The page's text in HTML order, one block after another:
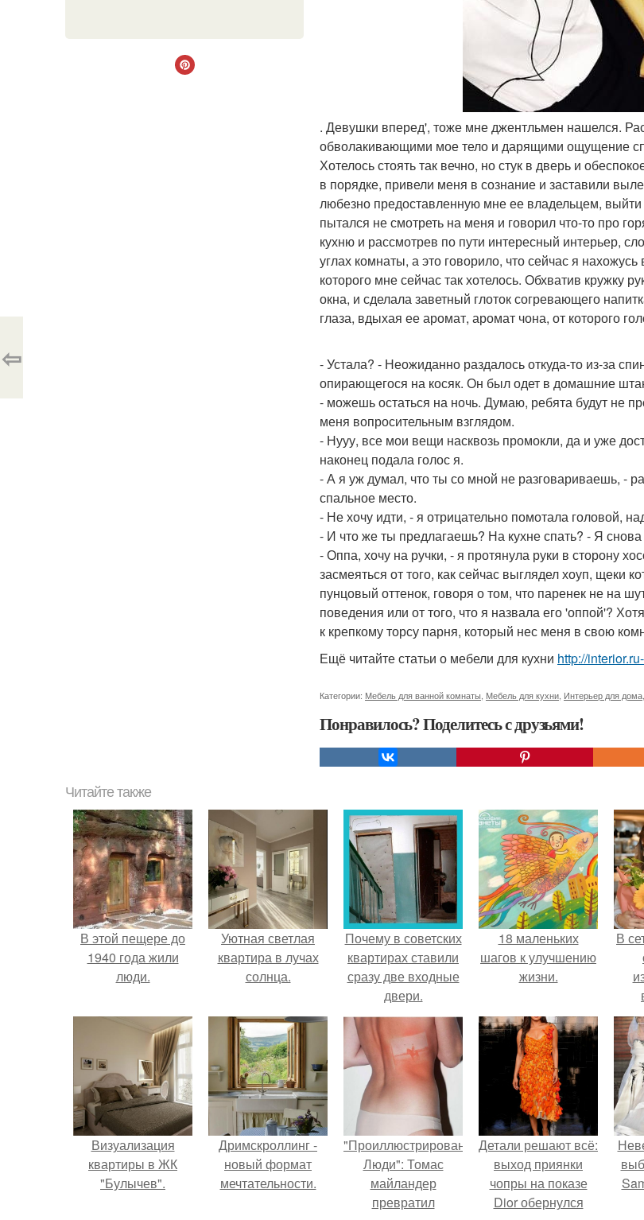
. Девушки вперед', тоже мне джентльмен нашелся.
обволакивающими мое тело и дарящими ощущение
Хотелось стоять так вечно, но стук в дверь и
в порядке, привели меня в сознание и заставили
любезно предоставленную мне ее владельцем,
пытался не смотреть на меня и говорил что-то про
кухню и рассмотрев по пути интересный интерьер,
углах комнаты, а это говорило, что сейчас я
которого мне сейчас так хотелось. Обхватив кружку
окна, и сделала заветный глоток согревающего
глаза, вдыхая ее аромат, аромат чона, от которого
- Устала? - Неожиданно раздалось откуда-то из-за
опирающегося на косяк. Он был одет в домашние
- можешь остаться на ночь. Думаю, ребята будут не
меня вопросительным взглядом.
- Нууу, все мои вещи насквозь промокли, да и уже
наконец подала голос я.
- А я уж думал, что ты со мной не разговариваешь, -
спальное место.
- Не хочу идти, - я отрицательно помотала головой,
- И что же ты предлагаешь? На кухне спать? - Я
- Оппа, хочу на ручки, - я протянула руки в сторону
засмеяться от того, как сейчас выглядел хоуп, щеки
пунцовый оттенок, говоря о том, что паренек не на
поведения или от того, что я назвала его 'оппой'?
к крепкому торсу парня, который нес меня в свою
Ещё читайте статьи о мебели для кухни http://
Категории: Мебель для ванной комнаты Мебель для кухни Интерьер для дома
Понравилось? Поделитесь с друзьями!
⇦
Читайте также
В этой пещере до
1940 года жили
люди.
Уютная светлая
квартира в лучах
солнца.
Почему в советских
квартирах ставили
сразу две входные
двери.
18 маленьких
шагов к улучшению
жизни.
В
Визуализация
квартиры в ЖК
"Булычев".
Дримскроллинг -
новый формат
мечтательности.
"Проиллюстрированные
Люди": Томас
майландер
превратил
Детали решают всё:
выход приянки
чопры на показе
Dior обернулся